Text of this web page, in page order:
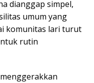
dianggap simpel,
umum yang
komunitas lari turut
rutin